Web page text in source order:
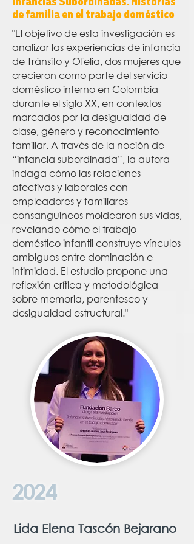
de familia en el trabajo doméstico
"El objetivo de esta investigación es
analizar las experiencias de infancia
de Tránsito y Ofelia, dos mujeres que
crecieron como parte del servicio
doméstico interno en Colombia
durante el siglo XX, en contextos
marcados por la desigualdad de
clase, género y reconocimiento
familiar. A través de la noción de
“infancia subordinada”, la autora
indaga cómo las relaciones
afectivas y laborales con
empleadores y familiares
consanguíneos moldearon sus vidas,
revelando cómo el trabajo
doméstico infantil construye vínculos
ambiguos entre dominación e
intimidad. El estudio propone una
reflexión crítica y metodológica
sobre memoria, parentesco y
desigualdad estructural."
2024
Lida Elena Tascón Bejarano